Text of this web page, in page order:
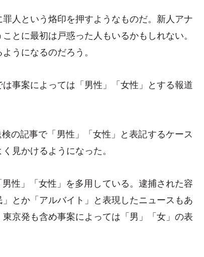
人という烙印を押すようなものだ。新人アナ
とに最初は戸惑った人もいるかもしれない。
うになるのだろう。
事案によっては「男性」「女性」とする報道
の記事で「男性」「女性」と表記するケース
見かけるようになった。
性」「女性」を多用している。逮捕された容
とか「アルバイト」と表現したニュースもあ
京発も含め事案によっては「男」「女」の表